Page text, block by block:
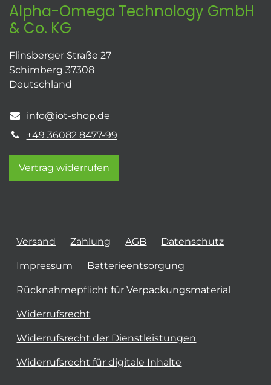
Alpha-Omega Technology GmbH
& Co. KG
Flinsberger Straße 27
Schimberg 37308
Deutschland
info@iot-shop.de
+49 36082 8477-99
Vertrag widerrufen
Versand Zahlung AGB Datenschutz
Impressum Batterieentsorgung
Rücknahmepflicht für Verpackungsmaterial
Widerrufsrecht
Widerrufsrecht der Dienstleistungen
Widerrufsrecht für digitale Inhalte